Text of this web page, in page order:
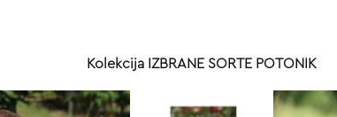
Kolekcija IZBRANE SORTE POTONIK